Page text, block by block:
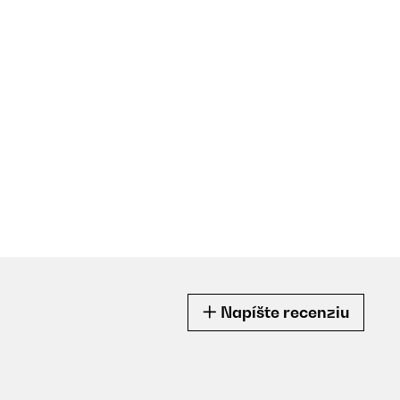
Napíšte recenziu